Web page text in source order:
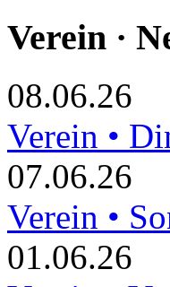
Verein ·
08.06.26
Verein •
07.06.26
Verein •
01.06.26